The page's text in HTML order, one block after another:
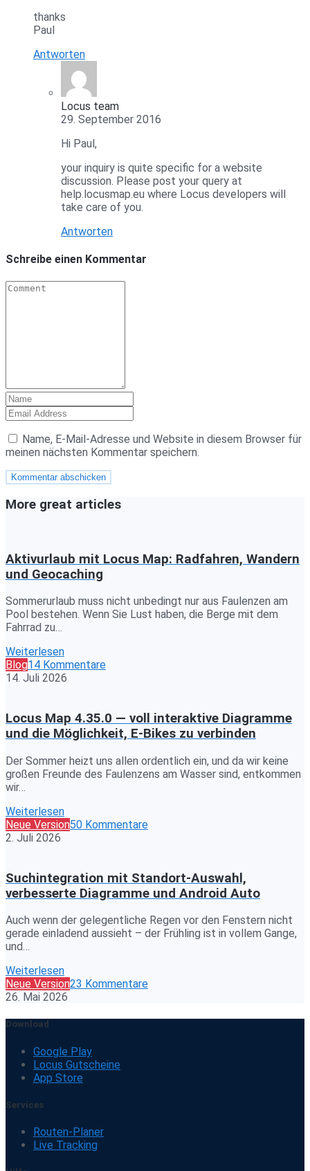
thanks
Paul
Antworten
Locus team
29. September 2016
Hi Paul,
your inquiry is quite specific for a website
discussion. Please post your query at
help.locusmap.eu where Locus developers will
take care of you.
Antworten
Schreibe einen Kommentar
Name, E-Mail-Adresse und Website in diesem Browser für
meinen nächsten Kommentar speichern.
More great articles
Aktivurlaub mit Locus Map: Radfahren, Wandern
und Geocaching
Sommerurlaub muss nicht unbedingt nur aus Faulenzen am
Pool bestehen. Wenn Sie Lust haben, die Berge mit dem
Fahrrad zu…
Weiterlesen
Blog14 Kommentare
14. Juli 2026
Locus Map 4.35.0 — voll interaktive Diagramme
und die Möglichkeit, E-Bikes zu verbinden
Der Sommer heizt uns allen ordentlich ein, und da wir keine
großen Freunde des Faulenzens am Wasser sind, entkommen
wir…
Weiterlesen
Neue Version50 Kommentare
2. Juli 2026
Suchintegration mit Standort-Auswahl,
verbesserte Diagramme und Android Auto
Auch wenn der gelegentliche Regen vor den Fenstern nicht
gerade einladend aussieht – der Frühling ist in vollem Gange,
und…
Weiterlesen
Neue Version23 Kommentare
26. Mai 2026
Download
Google Play
Locus Gutscheine
App Store
Services
Routen-Planer
Live Tracking